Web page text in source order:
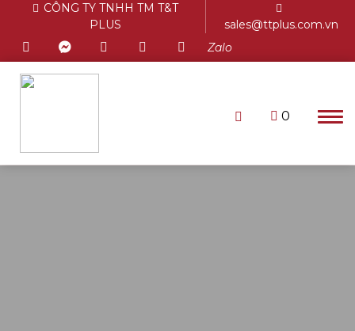
CÔNG TY TNHH TM T&T
PLUS
sales@ttplus.com.vn
Zalo
0